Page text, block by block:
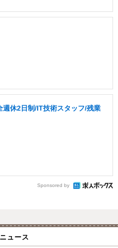
休2日制/IT技術スタッフ/残業
Sponsored by
ュース